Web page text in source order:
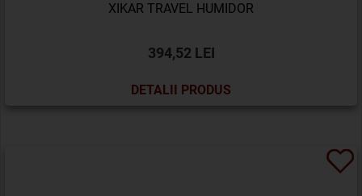
XIKAR TRAVEL HUMIDOR
394,52 LEI
DETALII PRODUS